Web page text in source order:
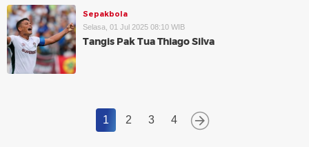
Sepakbola
Selasa, 01 Jul 2025 08:10 WIB
Tangis Pak Tua Thiago Silva
1 2 3 4